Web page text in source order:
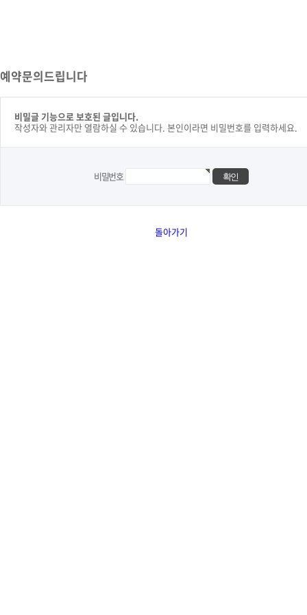
예약문의드립니다
비밀글 기능으로 보호된 글입니다.
작성자와 관리자만 열람하실 수 있습니다. 본인이라면 비밀번호를 입력하세요.
비밀번호
돌아가기